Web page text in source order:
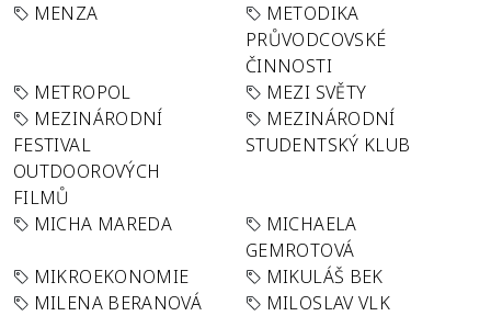
MENZA
METODIKA
PRŮVODCOVSKÉ
ČINNOSTI
METROPOL
MEZI SVĚTY
MEZINÁRODNÍ
FESTIVAL
OUTDOOROVÝCH
FILMŮ
MEZINÁRODNÍ
STUDENTSKÝ KLUB
MICHA MAREDA
MICHAELA
GEMROTOVÁ
MIKROEKONOMIE
MIKULÁŠ BEK
MILENA BERANOVÁ
MILOSLAV VLK